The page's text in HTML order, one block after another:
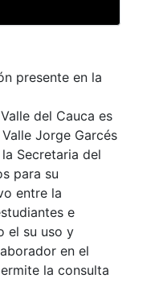
presente en la
del Cauca es
Jorge Garcés
Secretaria del
para su
entre la
e
el su uso y
en el
la consulta